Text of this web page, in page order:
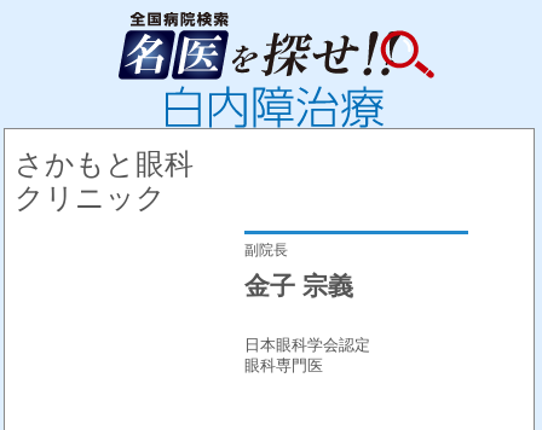
さかもと眼科
クリニック
副院長
金子 宗義
日本眼科学会認定
眼科専門医